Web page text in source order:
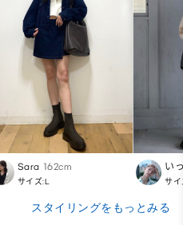
Sara 162cm
サイズ:L
い
サ
スタイリングをもっとみる